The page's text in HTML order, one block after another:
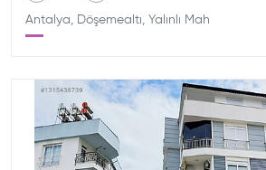
Antalya, Döşemealtı, Yalınlı Mah